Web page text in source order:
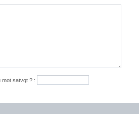
motsatvqt ? :